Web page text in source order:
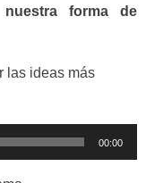
forma de
las ideas más
00:00